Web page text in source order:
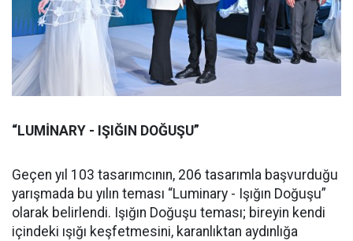
“LUMİNARY - IŞIĞIN DOĞUŞU”
Geçen yıl 103 tasarımcının, 206 tasarımla başvurduğu
yarışmada bu yılın teması “Luminary - Işığın Doğuşu”
olarak belirlendi. Işığın Doğuşu teması; bireyin kendi
içindeki ışığı keşfetmesini, karanlıktan aydınlığa